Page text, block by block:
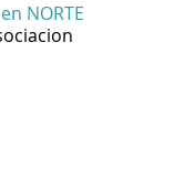
NORTE